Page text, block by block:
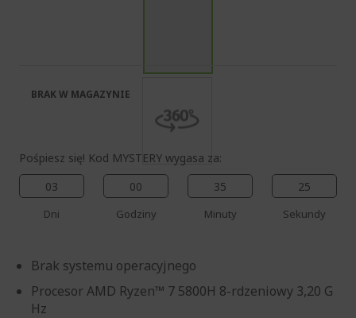
Pośpiesz się! Kod MYSTERY wygasa za:
03
Dni
00
Godziny
35
Minuty
24
Sekundy
Brak systemu operacyjnego
Procesor AMD Ryzen™ 7 5800H 8-rdzeniowy 3,20 G
Hz
BRAK W MAGAZYNIE